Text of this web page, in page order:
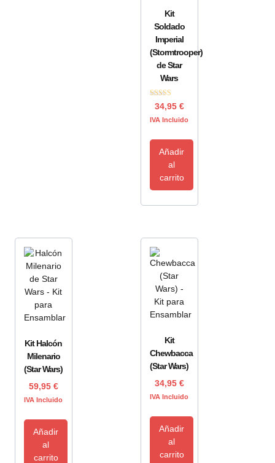
Kit
Soldado
Imperial
(Stormtrooper)
de Star
Wars
Valorado con
5.00
de 5
34,95 €
IVA Incluido
Añadir
al
carrito
Kit Halcón
Milenario
(Star Wars)
59,95 €
IVA Incluido
Añadir
al
carrito
Kit
Chewbacca
(Star Wars)
34,95 €
IVA Incluido
Añadir
al
carrito